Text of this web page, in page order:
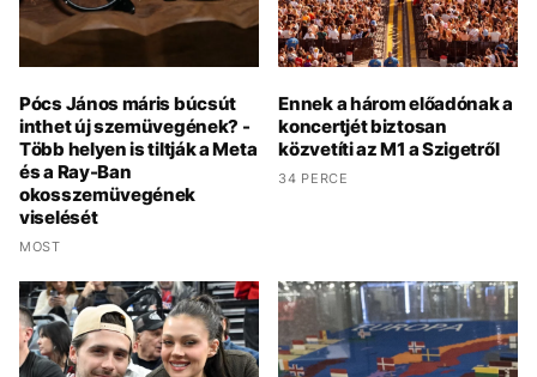
Pócs János máris búcsút
inthet új szemüvegének? -
Több helyen is tiltják a Meta
és a Ray-Ban
okosszemüvegének
viselését
MOST
Ennek a három előadónak a
koncertjét biztosan
közvetíti az M1 a Szigetről
34 PERCE